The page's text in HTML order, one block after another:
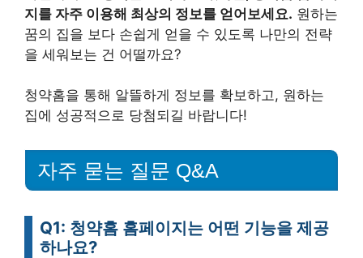
지를 자주 이용해 최상의 정보를 얻어보세요. 원하는
꿈의 집을 보다 손쉽게 얻을 수 있도록 나만의 전략
을 세워보는 건 어떨까요?
청약홈을 통해 알뜰하게 정보를 확보하고, 원하는
집에 성공적으로 당첨되길 바랍니다!
자주 묻는 질문 Q&A
Q1: 청약홈 홈페이지는 어떤 기능을 제공
하나요?